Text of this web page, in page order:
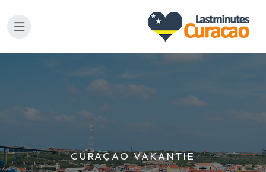
CURAÇAO VAKANTIE